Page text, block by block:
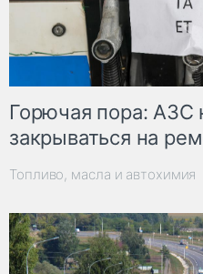
Горючая пора: АЗС
закрываться на
Топливо, масла и автохимия